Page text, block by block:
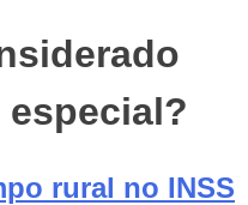
rural no INSS